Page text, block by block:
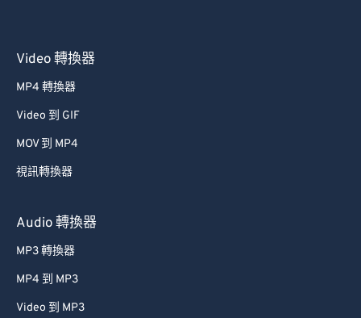
Video 轉換器
MP4 轉換器
Video 到 GIF
MOV 到 MP4
視訊轉換器
Audio 轉換器
MP3 轉換器
MP4 到 MP3
Video 到 MP3